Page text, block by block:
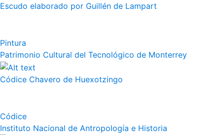
Escudo elaborado por Guillén de Lampart
Pintura
Patrimonio Cultural del Tecnológico de Monterrey
Códice Chavero de Huexotzingo
Códice
Instituto Nacional de Antropología e Historia